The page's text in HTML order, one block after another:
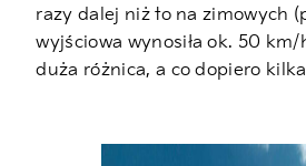
razy dalej niż to na zimowych
wyjściowa wynosiła ok. 50
duża różnica, a co dopiero